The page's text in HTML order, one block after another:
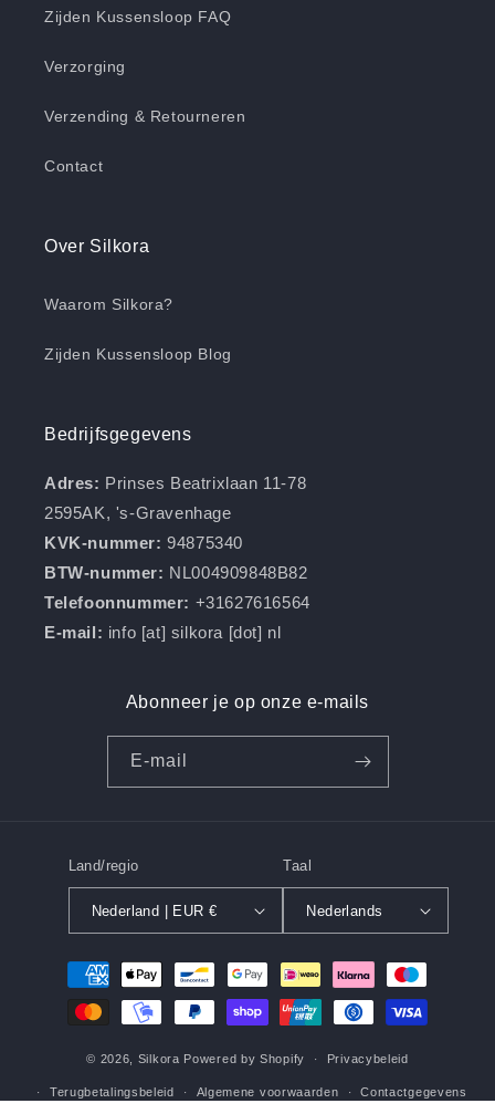
Zijden Kussensloop FAQ
Verzorging
Verzending & Retourneren
Contact
Over Silkora
Waarom Silkora?
Zijden Kussensloop Blog
Bedrijfsgegevens
Adres: Prinses Beatrixlaan 11-78
2595AK, 's-Gravenhage
KVK-nummer: 94875340
BTW-nummer: NL004909848B82
Telefoonnummer: +31627616564
E-mail: info [at] silkora [dot] nl
Abonneer je op onze e-mails
E‑mail
Land/regio
Nederland | EUR €
Taal
Nederlands
Betaalmethoden
© 2026, Silkora Powered by Shopify Privacybeleid
Terugbetalingsbeleid Algemene voorwaarden Contactgegevens